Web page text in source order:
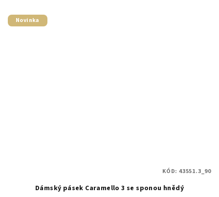
Novinka
Dámský pásek Caramello 3 se sponou hnědý
KÓD: 43551.3_90